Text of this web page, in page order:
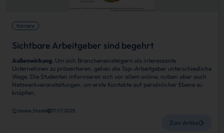
Karriere
Sichtbare Arbeitgeber sind begehrt
Außenwirkung. Um sich Brancheneinsteigern als interessante
Unternehmen zu präsentieren, gehen die Top-Arbeitgeber unterschiedliche
Wege. Die Studenten informieren sich vor allem online, nutzen aber auch
Netzwerkveranstaltungen, um erste Kontakte auf persönlicher Ebene zu
knüpfen.
Janina Stadel 17.07.2025
Zum Artikel